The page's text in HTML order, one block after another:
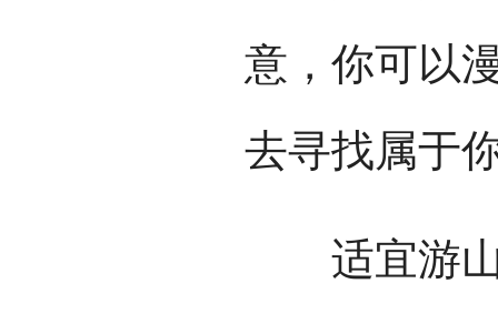
意，你可以
去寻找属于
适宜游山